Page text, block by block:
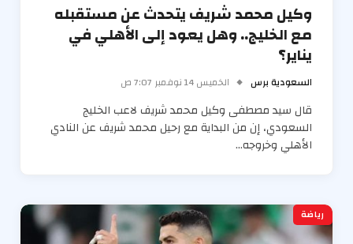
وكيل محمد شريف يتحدث عن مستقبله
مع الخليج.. وهل يعود إلى الأهلي في
يناير؟
السعودية برس الخميس 14 نوفمبر 7:07 ص
قال سيد مصطفى وكيل محمد شريف لاعب الخليج
السعودي، إن من البداية مع رحيل محمد شريف عن النادي
الأهلي وخروجه…
رياضة